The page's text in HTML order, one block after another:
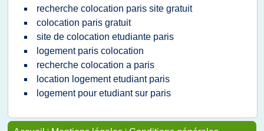
recherche colocation paris site gratuit
colocation paris gratuit
site de colocation etudiante paris
logement paris colocation
recherche colocation a paris
location logement etudiant paris
logement pour etudiant sur paris